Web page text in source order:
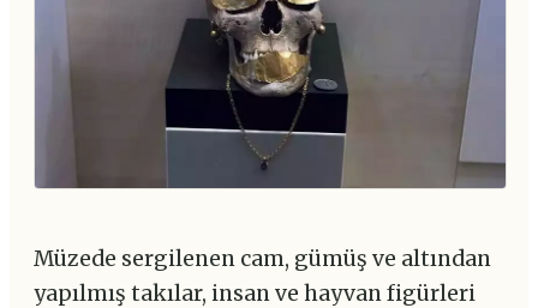
Müzede sergilenen cam, gümüş ve altından
yapılmış takılar, insan ve hayvan figürleri